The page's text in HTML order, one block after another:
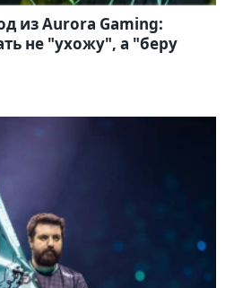
из Aurora Gaming:
не "ухожу", а "беру